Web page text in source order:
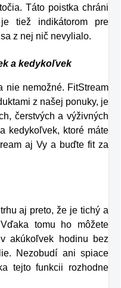
Táto poistka chráni
tiež indikátorom pre
z nej nič nevylialo.
a kedykoľvek
nie nemožné. FitStream
z našej ponuky, je
čerstvých a výživných
kedykoľvek, ktoré máte
aj Vy a buďte fit za
aj preto, že je tichý a
tomu ho môžete
akúkoľvek hodinu bez
Nezobudí ani spiace
tejto funkcii rozhodne